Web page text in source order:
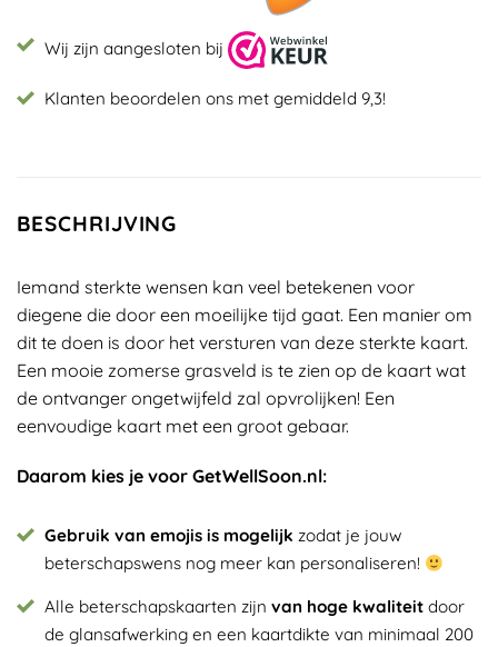
Wij zijn aangesloten bij
Klanten beoordelen ons met gemiddeld 9,3!
BESCHRIJVING
Iemand sterkte wensen kan veel betekenen voor
diegene die door een moeilijke tijd gaat. Een manier om
dit te doen is door het versturen van deze sterkte kaart.
Een mooie zomerse grasveld is te zien op de kaart wat
de ontvanger ongetwijfeld zal opvrolijken! Een
eenvoudige kaart met een groot gebaar.
Daarom kies je voor GetWellSoon.nl:
Gebruik van emojis is mogelijk zodat je jouw
beterschapswens nog meer kan personaliseren!
Alle beterschapskaarten zijn van hoge kwaliteit door
de glansafwerking en een kaartdikte van minimaal 200